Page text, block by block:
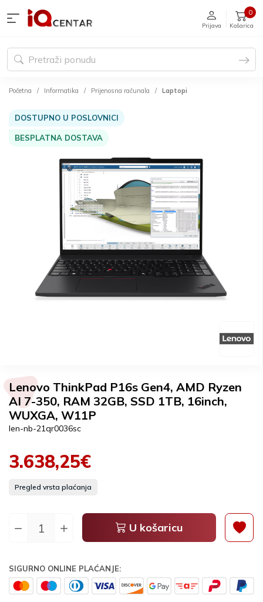
Prijava Košarica
0
Početna Informatika Prijenosna računala Laptopi
DOSTUPNO U POSLOVNICI
BESPLATNA DOSTAVA
Lenovo ThinkPad P16s Gen4, AMD Ryzen
AI 7-350, RAM 32GB, SSD 1TB, 16inch,
WUXGA, W11P
len-nb-21qr0036sc
3.638,25€
Pregled vrsta plaćanja
U košaricu
SIGURNO ONLINE PLAĆANJE: